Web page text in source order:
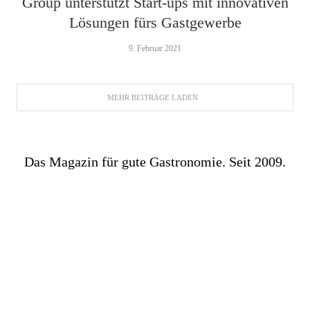
Lösungen fürs Gastgewerbe
9. Februar 2021
MEHR BEITRÄGE LADEN
Das Magazin für gute Gastronomie. Seit 2009.